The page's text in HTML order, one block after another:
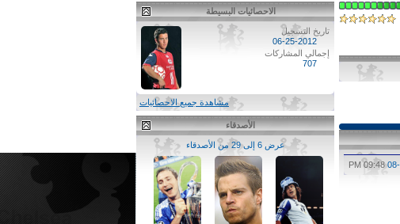
09:48 PM
الاحصائيات البسيطة
تاريخ التسجيل
06-25-2012
إجمالي المشاركات
707
مشاهدة جميع الاحصائيات
الأصدقاء
عرض 6 إلى 29 من الأصدقاء